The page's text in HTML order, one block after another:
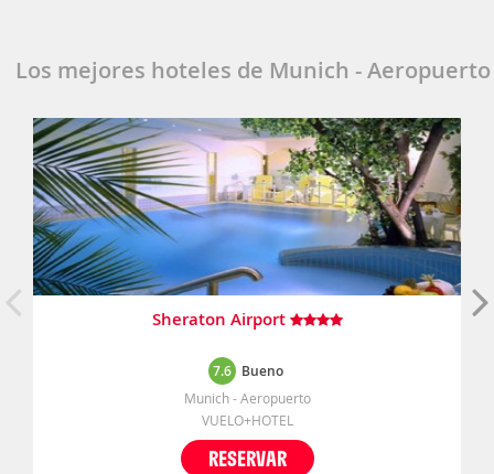
Los mejores hoteles de Munich - Aeropuerto
Sheraton Airport
7.6 Bueno
Munich - Aeropuerto
VUELO+HOTEL
RESERVAR